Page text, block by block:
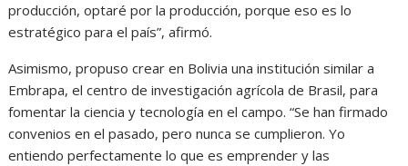
producción, optaré por la producción, porque eso es lo
estratégico para el país”, afirmó.
Asimismo, propuso crear en Bolivia una institución similar a
Embrapa, el centro de investigación agrícola de Brasil, para
fomentar la ciencia y tecnología en el campo. “Se han firmado
convenios en el pasado, pero nunca se cumplieron. Yo
entiendo perfectamente lo que es emprender y las